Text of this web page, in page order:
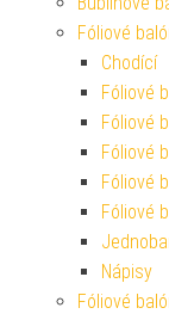
Fóliové
Chodící
Fóliové
Fóliové
Fóliové
Fóliové
Fóliové
Nápisy
Fóliové